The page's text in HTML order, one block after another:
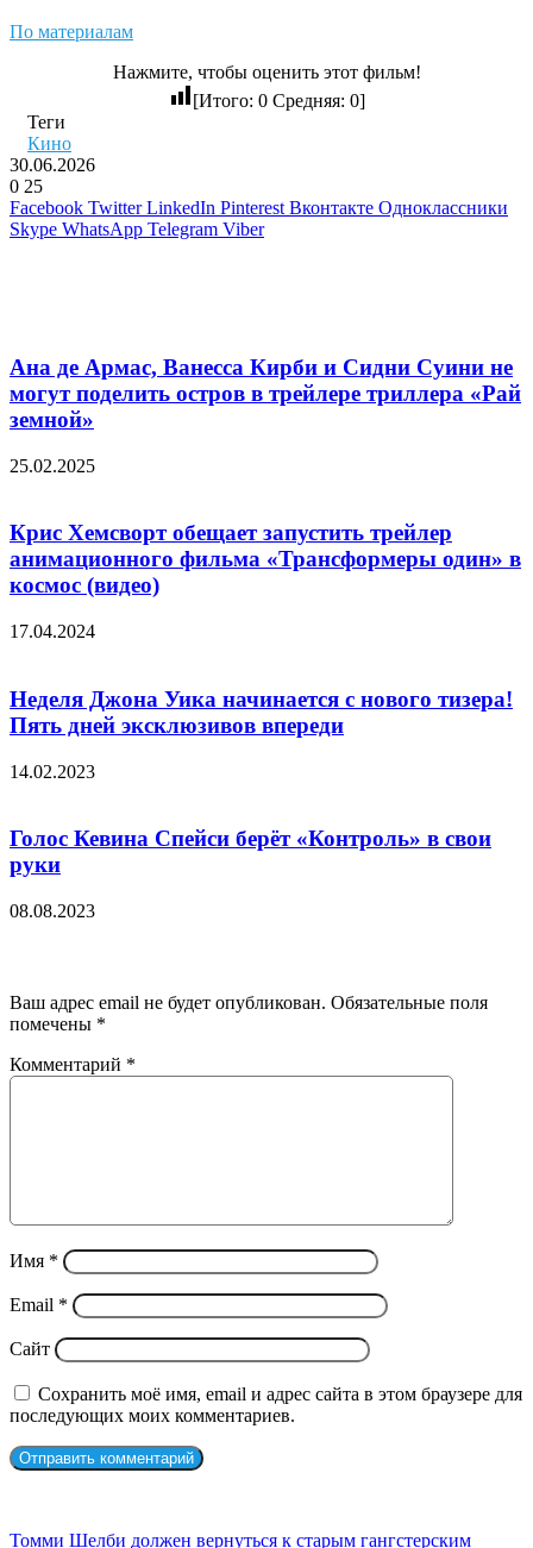
По материалам
Нажмите, чтобы оценить этот фильм!
[Итого: 0Средняя: 0]
Теги
Кино
30.06.2026
0 25
Facebook Twitter LinkedIn Pinterest Вконтакте Одноклассники
Skype WhatsApp Telegram Viber
Ана де Армас, Ванесса Кирби и Сидни Суини не
могут поделить остров в трейлере триллера «Рай
земной»
25.02.2025
Крис Хемсворт обещает запустить трейлер
анимационного фильма «Трансформеры один» в
космос (видео)
17.04.2024
Неделя Джона Уика начинается с нового тизера!
Пять дней эксклюзивов впереди
14.02.2023
Голос Кевина Спейси берёт «Контроль» в свои
руки
08.08.2023
Ваш адрес email не будет опубликован. Обязательные поля
помечены *
Комментарий *
Имя *
Email *
Сайт
Сохранить моё имя, email и адрес сайта в этом браузере для
последующих моих комментариев.
Томми Шелби должен вернуться к старым гангстерским